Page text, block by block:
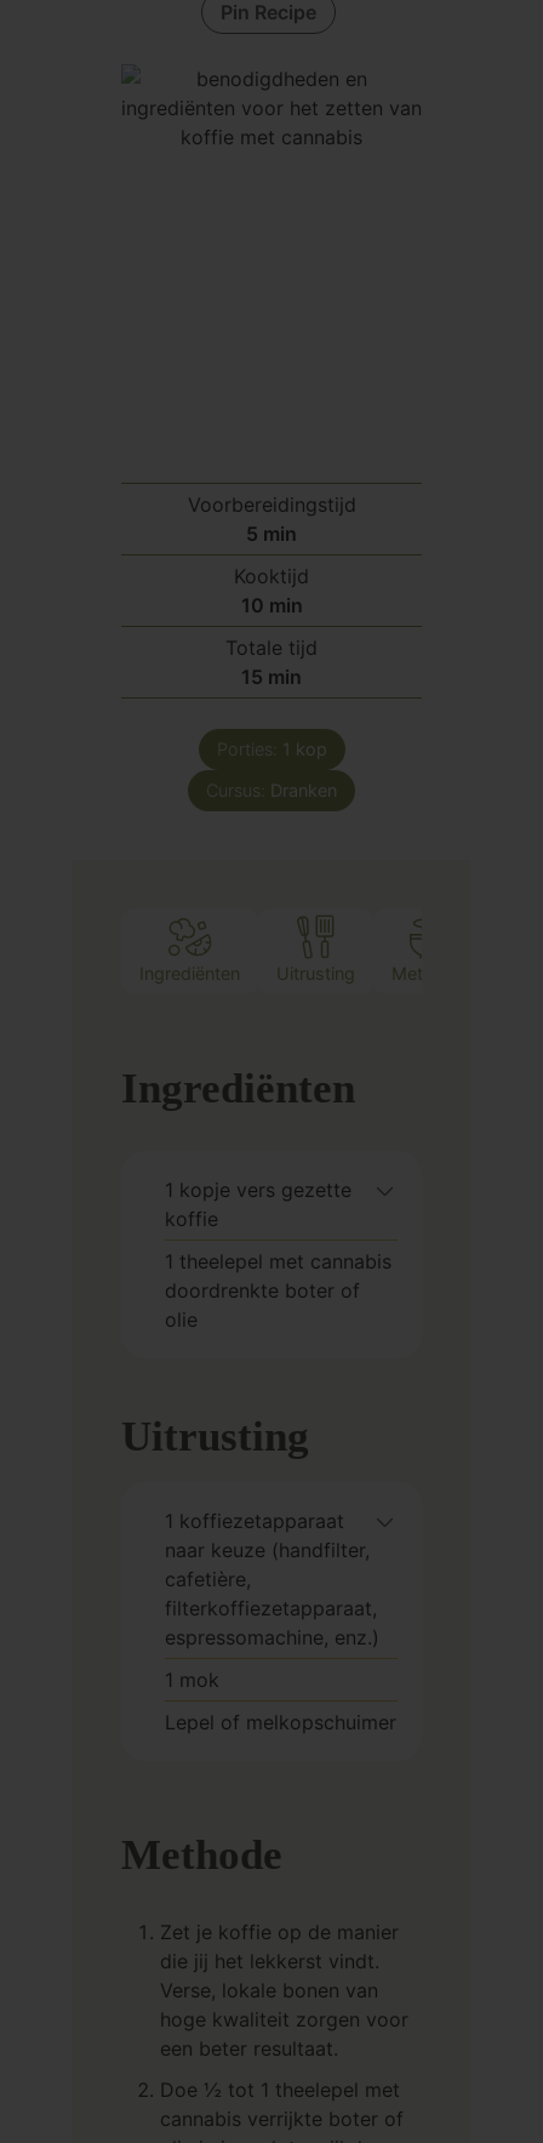
Pin Recipe
Voorbereidingstijd
5 minuten
min
Kooktijd
10minuten
min
Totale tijd
15 minuten
min
Porties: 1
kop
Cursus:
Dranken
Ingrediënten Uitrusting Methode
Ingrediënten
1 kopje vers gezette
koffie
1 theelepel met cannabis
doordrenkte boter of
olie
Uitrusting
1 koffiezetapparaat
naar keuze (handfilter,
cafetière,
filterkoffiezetapparaat,
espressomachine, enz.)
1 mok
Lepel of melkopschuimer
Methode
Zet je koffie op de manier
die jij het lekkerst vindt.
Verse, lokale bonen van
hoge kwaliteit zorgen voor
een beter resultaat.
Doe ½ tot 1 theelepel met
cannabis verrijkte boter of